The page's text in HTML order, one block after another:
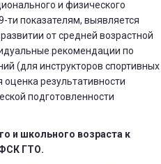
и физического
ти показателям, выявляется
от средней возрастной
рекомендации по
(для инструкторов спортивных
результативности
подготовленности
и школьного возраста к
ГТО.